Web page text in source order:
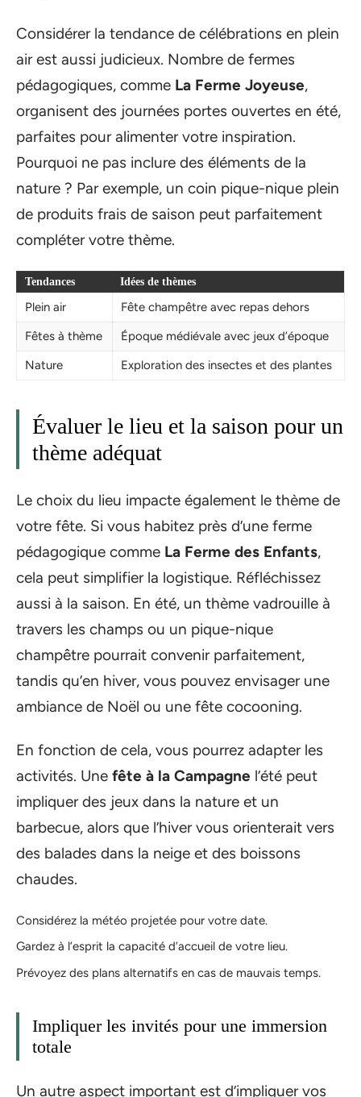
Considérer la tendance de célébrations en plein
air est aussi judicieux. Nombre de fermes
pédagogiques, comme La Ferme Joyeuse,
organisent des journées portes ouvertes en été,
parfaites pour alimenter votre inspiration.
Pourquoi ne pas inclure des éléments de la
nature ? Par exemple, un coin pique-nique plein
de produits frais de saison peut parfaitement
compléter votre thème.
Tendances Idées de thèmes
Plein air
Fête champêtre avec repas dehors
Fêtes à thème
Époque médiévale avec jeux d’époque
Nature
Exploration des insectes et des plantes
Évaluer le lieu et la saison pour un
thème adéquat
Le choix du lieu impacte également le thème de
votre fête. Si vous habitez près d’une ferme
pédagogique comme La Ferme des Enfants,
cela peut simplifier la logistique. Réfléchissez
aussi à la saison. En été, un thème vadrouille à
travers les champs ou un pique-nique
champêtre pourrait convenir parfaitement,
tandis qu’en hiver, vous pouvez envisager une
ambiance de Noël ou une fête cocooning.
En fonction de cela, vous pourrez adapter les
activités. Une fête à la Campagne l’été peut
impliquer des jeux dans la nature et un
barbecue, alors que l’hiver vous orienterait vers
des balades dans la neige et des boissons
chaudes.
Considérez la météo projetée pour votre date.
Gardez à l’esprit la capacité d’accueil de votre lieu.
Prévoyez des plans alternatifs en cas de mauvais temps.
Impliquer les invités pour une immersion
totale
Un autre aspect important est d’impliquer vos